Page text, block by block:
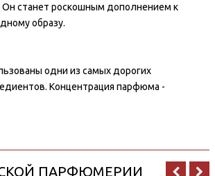
Он станет роскошным дополнением к
образу.
одни из самых дорогих
Концентрация парфюма -
ПАРФЮМЕРИИ